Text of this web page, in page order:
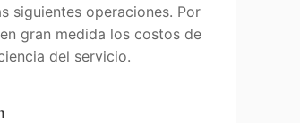
siguientes operaciones. Por
gran medida los costos de
del servicio.